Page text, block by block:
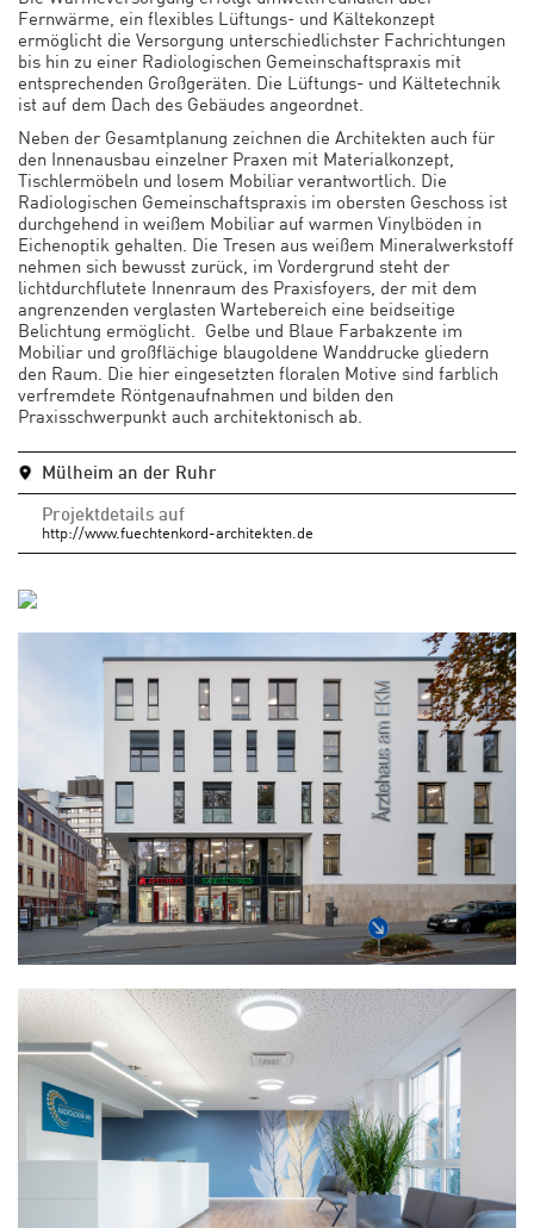
Fernwärme, ein flexibles Lüftungs- und Kältekonzept
ermöglicht die Versorgung unterschiedlichster Fachrichtungen
bis hin zu einer Radiologischen Gemeinschaftspraxis mit
entsprechenden Großgeräten. Die Lüftungs- und Kältetechnik
ist auf dem Dach des Gebäudes angeordnet.
Neben der Gesamtplanung zeichnen die Architekten auch für
den Innenausbau einzelner Praxen mit Materialkonzept,
Tischlermöbeln und losem Mobiliar verantwortlich. Die
Radiologischen Gemeinschaftspraxis im obersten Geschoss ist
durchgehend in weißem Mobiliar auf warmen Vinylböden in
Eichenoptik gehalten. Die Tresen aus weißem Mineralwerkstoff
nehmen sich bewusst zurück, im Vordergrund steht der
lichtdurchflutete Innenraum des Praxisfoyers, der mit dem
angrenzenden verglasten Wartebereich eine beidseitige
Belichtung ermöglicht.
Gelbe und Blaue Farbakzente im
Mobiliar und großflächige blaugoldene Wanddrucke gliedern
den Raum. Die hier eingesetzten floralen Motive sind farblich
verfremdete Röntgenaufnahmen und bilden den
Praxisschwerpunkt auch architektonisch ab.
Mülheim an der Ruhr
Projektdetails auf
http://www.fuechtenkord-architekten.de